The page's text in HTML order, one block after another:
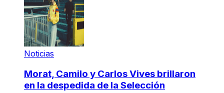
Noticias
Morat, Camilo y Carlos Vives brillaron
en la despedida de la Selección